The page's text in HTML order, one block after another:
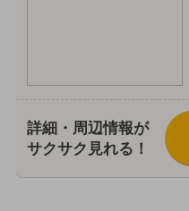
詳細・周辺情報が
サクサク見れる！